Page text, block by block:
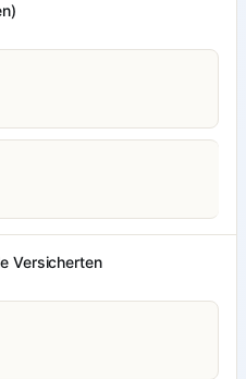
Versicherten